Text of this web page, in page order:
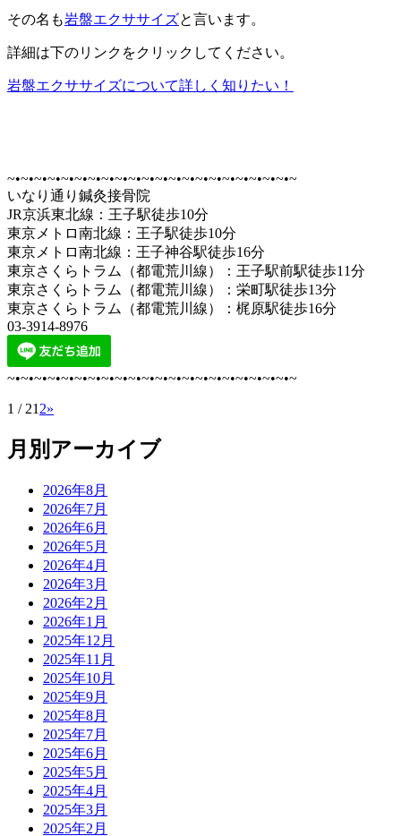
その名も岩盤エクササイズと言います。
詳細は下のリンクをクリックしてください。
岩盤エクササイズについて詳しく知りたい！
~•~•~•~•~•~•~•~•~•~•~•~•~•~•~•~•~•~•~•~•~•~
いなり通り鍼灸接骨院
JR京浜東北線：王子駅徒歩10分
東京メトロ南北線：王子駅徒歩10分
東京メトロ南北線：王子神谷駅徒歩16分
東京さくらトラム（都電荒川線）：王子駅前駅徒歩11分
東京さくらトラム（都電荒川線）：栄町駅徒歩13分
東京さくらトラム（都電荒川線）：梶原駅徒歩16分
03-3914-8976
~•~•~•~•~•~•~•~•~•~•~•~•~•~•~•~•~•~•~•~•~•~
1 / 21 2»
月別アーカイブ
2026年8月
2026年7月
2026年6月
2026年5月
2026年4月
2026年3月
2026年2月
2026年1月
2025年12月
2025年11月
2025年10月
2025年9月
2025年8月
2025年7月
2025年6月
2025年5月
2025年4月
2025年3月
2025年2月